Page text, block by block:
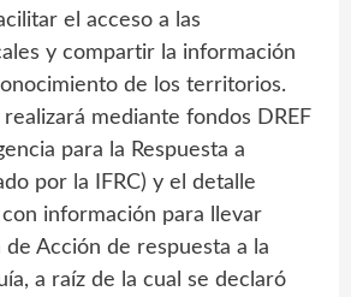
el acceso a las
y compartir la información
de los territorios.
realizará mediante fondos DREF
para la Respuesta a
por la IFRC) y el detalle
información para llevar
Acción de respuesta a la
a raíz de la cual se declaró